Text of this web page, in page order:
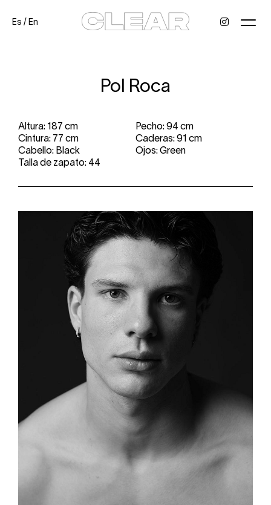
Es /En
Pol Roca
Altura: 187 cm
Pecho: 94 cm
Cintura: 77 cm
Caderas: 91 cm
Cabello: Black
Ojos: Green
Talla de zapato: 44